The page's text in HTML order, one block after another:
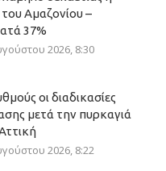
Αμαζονίου –
37%
2026, 8:30
οι διαδικασίες
μετά την πυρκαγιά
2026, 8:22